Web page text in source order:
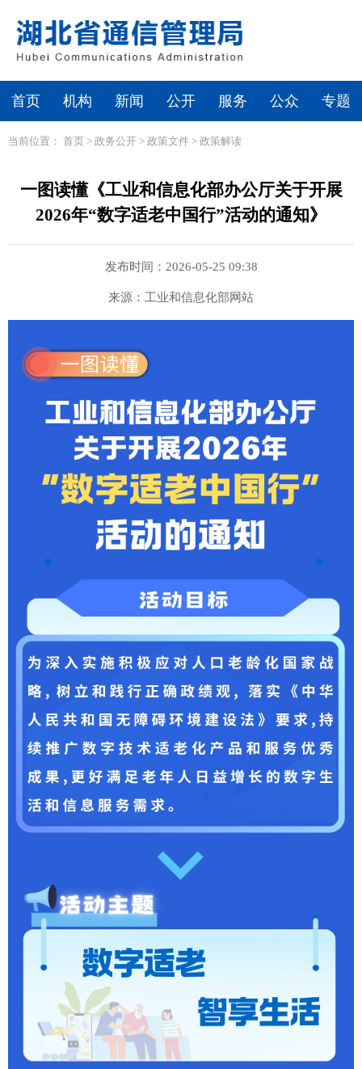
首页 机构 新闻 公开 服务 公众 专题
当前位置： 首页 > 政务公开 > 政策文件 > 政策解读
一图读懂《工业和信息化部办公厅关于开展
2026年“数字适老中国行”活动的通知》
发布时间：2026-05-25 09:38
来源：工业和信息化部网站